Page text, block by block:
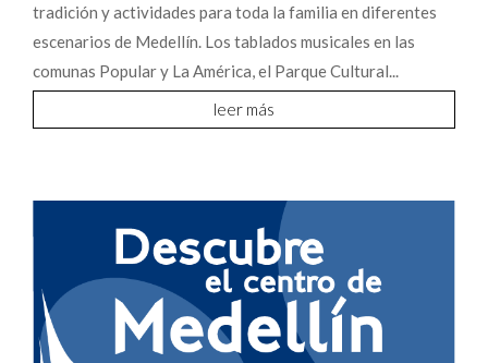
tradición y actividades para toda la familia en diferentes
escenarios de Medellín. Los tablados musicales en las
comunas Popular y La América, el Parque Cultural...
leer más